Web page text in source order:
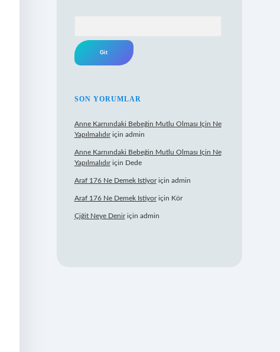
SON YORUMLAR
Anne Karnındaki Bebeğin Mutlu Olması Için Ne
Yapılmalıdıriçin admin
Anne Karnındaki Bebeğin Mutlu Olması Için Ne
Yapılmalıdıriçin Dede
Araf 176 Ne Demek Istiyoriçin admin
Araf 176 Ne Demek Istiyoriçin Kör
Çiğit Neye Deniriçin admin